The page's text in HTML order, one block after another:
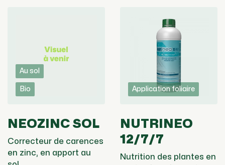
Au sol
Bio
NEOZINC SOL
Correcteur de carences
en zinc, en apport au
Application foliaire
NUTRINEO
12/7/7
Nutrition des plantes en